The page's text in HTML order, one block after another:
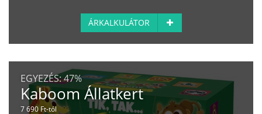
ÁRKALKULÁTOR
EGYEZÉS:47%
Kaboom Állatkert
7 690 Ft-tól